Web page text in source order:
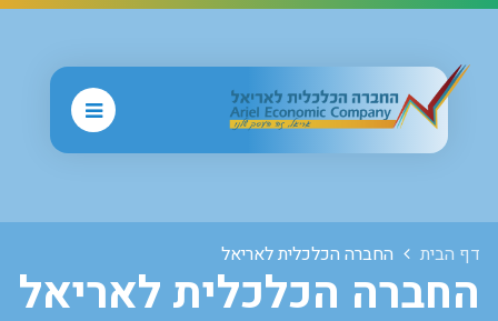
דף הבית החברה הכלכלית לאריאל
החברה הכלכלית לאריאל